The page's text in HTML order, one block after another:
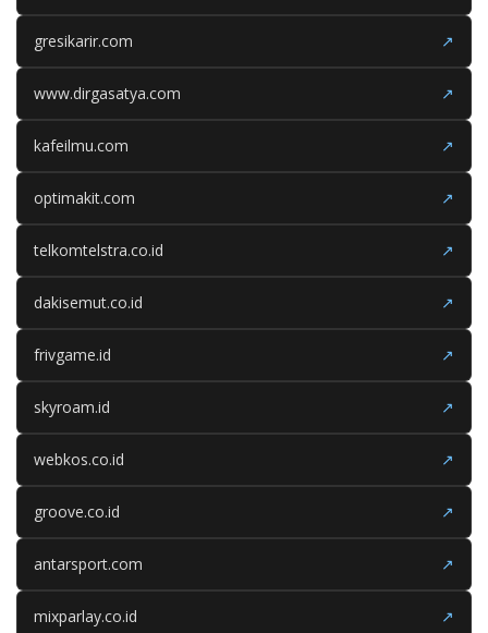
gresikarir.com ↗
www.dirgasatya.com ↗
kafeilmu.com ↗
optimakit.com ↗
telkomtelstra.co.id ↗
dakisemut.co.id ↗
frivgame.id ↗
skyroam.id ↗
webkos.co.id ↗
groove.co.id ↗
antarsport.com ↗
mixparlay.co.id ↗